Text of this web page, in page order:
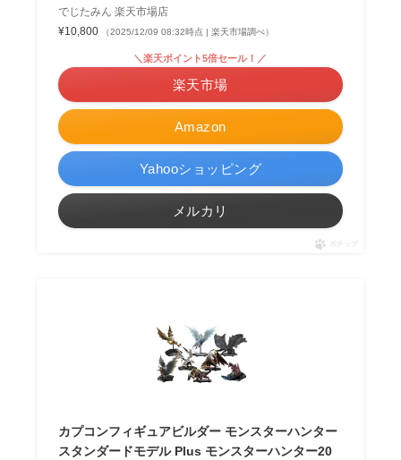
でじたみん 楽天市場店
¥10,800
（2025/12/09 08:32時点 | 楽天市場調べ）
Amazon
＼楽天ポイント5倍セール！／
楽天市場
Yahooショッピング
メルカリ
ポチップ
カプコンフィギュアビルダー モンスターハンター
スタンダードモデル Plus モンスターハンター20